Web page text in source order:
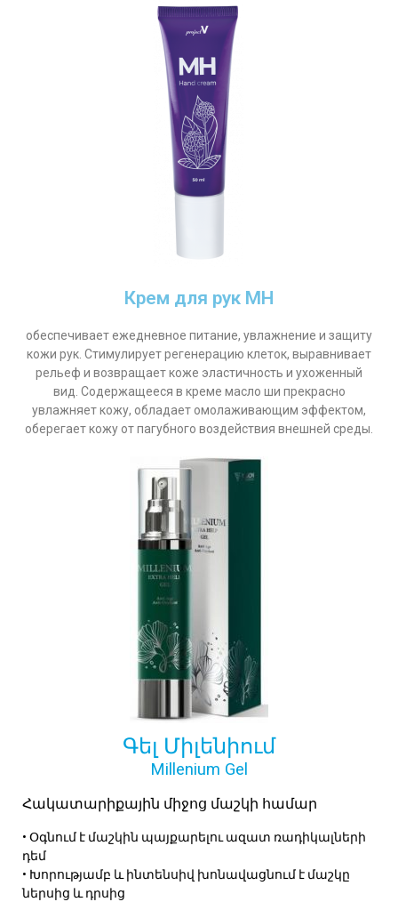
Крем для рук MH
обеспечивает ежедневное питание, увлажнение и защиту
кожи рук. Стимулирует регенерацию клеток, выравнивает
рельеф и возвращает коже эластичность и ухоженный
вид. Содержащееся в креме масло ши прекрасно
увлажняет кожу, обладает омолаживающим эффектом,
оберегает кожу от пагубного воздействия внешней среды.
Գել Միլենիում
Millenium Gel
Հակատարիքային միջոց մաշկի համար
• Օգնում է մաշկին պայքարելու ազատ ռադիկալների
դեմ
• Խորությամբ և ինտենսիվ խոնավացնում է մաշկը
ներսից և դրսից